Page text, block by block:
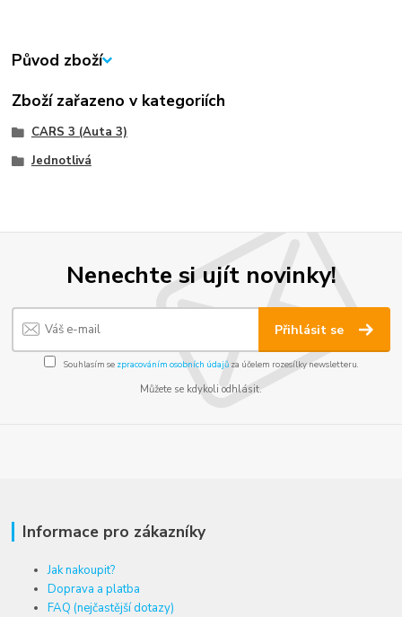
Původ zboží
Zboží zařazeno v kategoriích
CARS 3 (Auta 3)
Jednotlivá
Nenechte si ujít novinky!
Přihlásit se
Souhlasím se zpracováním osobních údajůza účelem rozesílky newsletteru.
Můžete se kdykoli odhlásit.
Informace pro zákazníky
Jak nakoupit?
Doprava a platba
FAQ (nejčastější dotazy)